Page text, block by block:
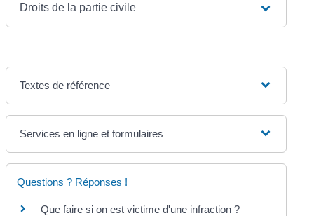
Droits de la partie civile
Textes de référence
Services en ligne et formulaires
Questions ? Réponses !
Que faire si on est victime d'une infraction ?